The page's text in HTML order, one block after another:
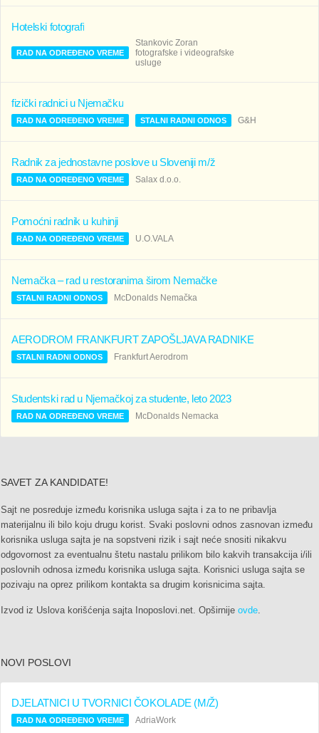
Hotelski fotografi
RAD NA ODREĐENO VREME
Stankovic Zoran
fotografske i videografske
usluge
fizički radnici u Njemačku
RAD NA ODREĐENO VREME STALNI RADNI ODNOS G&H
Radnik za jednostavne poslove u Sloveniji m/ž
RAD NA ODREĐENO VREME Salax d.o.o.
Pomoćni radnik u kuhinji
RAD NA ODREĐENO VREME U.O.VALA
Nemačka – rad u restoranima širom Nemačke
STALNI RADNI ODNOS McDonalds Nemačka
AERODROM FRANKFURT ZAPOŠLJAVA RADNIKE
STALNI RADNI ODNOS Frankfurt Aerodrom
Studentski rad u Njemačkoj za studente, leto 2023
RAD NA ODREĐENO VREME McDonalds Nemacka
SAVET ZA KANDIDATE!
Sajt ne posreduje između korisnika usluga sajta i za to ne pribavlja
materijalnu ili bilo koju drugu korist. Svaki poslovni odnos zasnovan između
korisnika usluga sajta je na sopstveni rizik i sajt neće snositi nikakvu
odgovornost za eventualnu štetu nastalu prilikom bilo kakvih transakcija i/ili
poslovnih odnosa između korisnika usluga sajta. Korisnici usluga sajta se
pozivaju na oprez prilikom kontakta sa drugim korisnicima sajta.
Izvod iz Uslova korišćenja sajta Inoposlovi.net. Opširnije ovde.
NOVI POSLOVI
DJELATNICI U TVORNICI ČOKOLADE (M/Ž)
RAD NA ODREĐENO VREME AdriaWork